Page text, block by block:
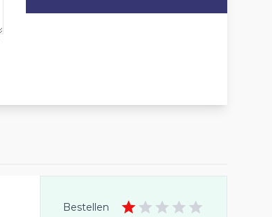
Bestellen